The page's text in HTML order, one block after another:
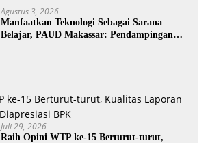
Agustus 3, 2026
Manfaatkan Teknologi Sebagai Sarana
Belajar, PAUD Makassar: Pendampingan
Juli 29, 2026
Raih Opini WTP ke-15 Berturut-turut,